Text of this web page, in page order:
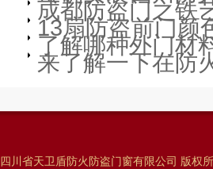
成都防盗门之铁
13扇防盗前门颜
了解哪种外门材
来了解一下在防
四川省天卫盾防火防盗门窗有限公司 版权